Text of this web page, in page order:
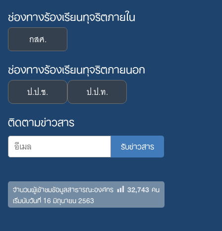
ช่องทางร้องเรียนทุจริตภายใน
กสศ.
ช่องทางร้องเรียนทุจริตภายนอก
ป.ป.ช. ป.ป.ท.
ติดตามข่าวสาร
จำนวนผู้เข้าชมข้อมูลสาธารณะองค์กร 32,743คน
เริ่มนับวันที่ 16 มิถุนายน 2563